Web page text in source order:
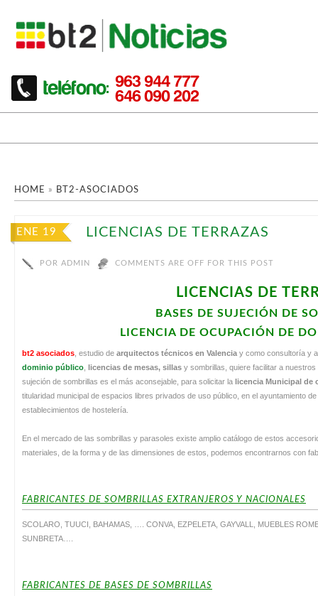
HOME » BT2-ASOCIADOS
ENE 19 LICENCIAS DE TERRAZAS
POR ADMIN COMMENTS ARE OFF FOR THIS POST
LICENCIAS DE
BASES DE SUJECIÓN DE
LICENCIA DE OCUPACIÓN DE
bt2 asociados , estudio de arquitectos técnicos en Valencia y como consultoría y
dominio público licencias de mesas, sillas y sombrillas, quiere facilitar a
sujeción de sombrillas es el más aconsejable, para solicitar la licencia Municipal de
titularidad municipal de espacios libres privados de uso público, en el ayuntamiento
establecimientos de hostelería.
En el mercado de las sombrillas y parasoles existe amplio catálogo de estos
materiales, de la forma y de las dimensiones de estos, podemos encontrarnos con
FABRICANTES DE SOMBRILLAS EXTRANJEROS Y NACIONALES
SCOLARO, TUUCI, BAHAMAS, …. CONVA, EZPELETA, GAYVALL, MUEBLES
SUNBRETA….
FABRICANTES DE BASES DE SOMBRILLAS